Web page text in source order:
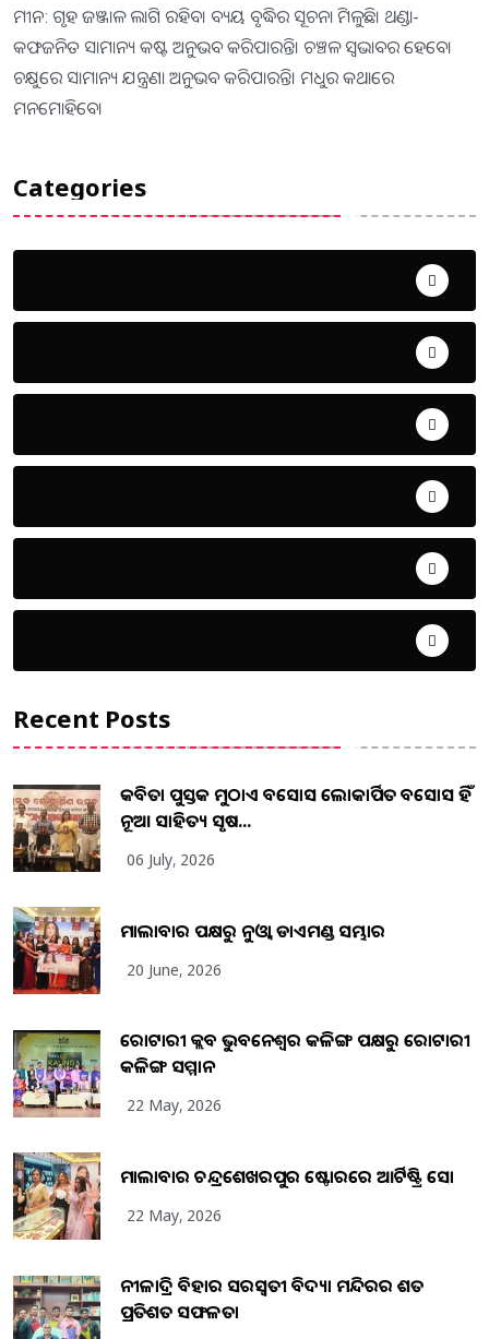
ମୀନ: ଗୃହ ଜଞ୍ଜାଳ ଲାଗି ରହିବ। ବ୍ୟୟ ବୃଦ୍ଧିର ସୂଚନା ମିଳୁଛି। ଥଣ୍ଡା-
କଫଜନିତ ସାମାନ୍ୟ କଷ୍ଟ ଅନୁଭବ କରିପାରନ୍ତି। ଚଞ୍ଚଳ ସ୍ବଭାବର ହେବେ।
ଚକ୍ଷୁରେ ସାମାନ୍ୟ ଯନ୍ତ୍ରଣା ଅନୁଭବ କରିପାରନ୍ତି। ମଧୁର କଥାରେ
ମନମୋହିବେ।
Categories
Recent Posts
କବିତା ପୁସ୍ତକ ମୁଠାଏ ଅବସୋସ ଲୋକାର୍ପିତ ଅବସୋସ ହିଁ
ନୂଆ ସାହିତ୍ୟ ସୃଷ...
06 July, 2026
ମାଲାବାର ପକ୍ଷରୁ ନୁଓ୍ବା ଡାଏମଣ୍ଡ ସମ୍ଭାର
20 June, 2026
ରୋଟାରୀ କ୍ଲବ ଭୁବନେଶ୍ୱର କଳିଙ୍ଗ ପକ୍ଷରୁ ରୋଟାରୀ
କଳିଙ୍ଗ ସମ୍ମାନ
22 May, 2026
ମାଲାବାର ଚନ୍ଦ୍ରଶେଖରପୁର ଷ୍ଟୋରରେ ଆର୍ଟିଷ୍ଟ୍ରି ସୋ
22 May, 2026
ନୀଳାଦ୍ରି ବିହାର ସରସ୍ୱତୀ ବିଦ୍ୟା ମନ୍ଦିରର ଶତ
ପ୍ରତିଶତ ସଫଳତା